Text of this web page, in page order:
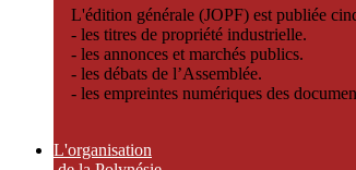
L'édition générale (JOPF) est publiée
- les titres de propriété industrielle.
- les annonces et marchés publics.
- les débats de l’Assemblée.
- les empreintes numériques des
L'organisation